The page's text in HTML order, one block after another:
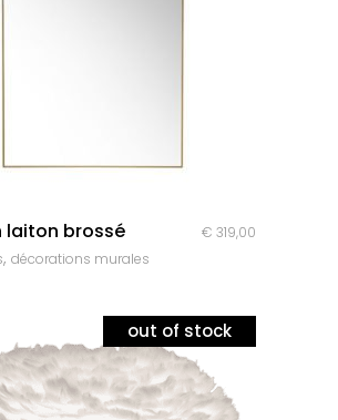
laiton brossé € 319,00
, décorations murales
out of stock